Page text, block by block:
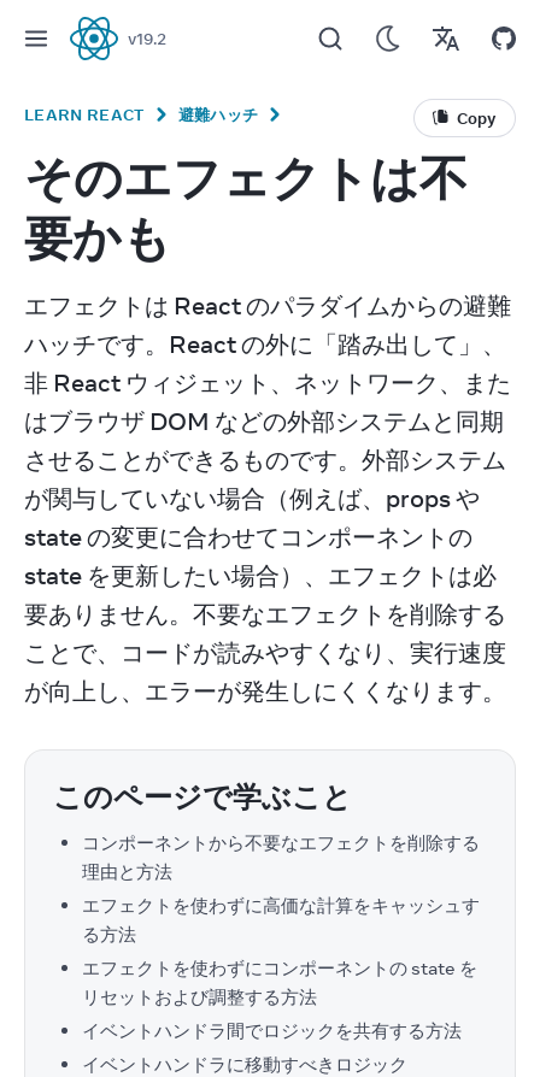
React
v19.2
LEARN REACT 避難ハッチ Copy
そのエフェクトは不
要かも
エフェクトは React のパラダイムからの避難
ハッチです。React の外に「踏み出して」、
非 React ウィジェット、ネットワーク、また
はブラウザ DOM などの外部システムと同期
させることができるものです。外部システム
が関与していない場合（例えば、props や
state の変更に合わせてコンポーネントの
state を更新したい場合）、エフェクトは必
要ありません。不要なエフェクトを削除する
ことで、コードが読みやすくなり、実行速度
が向上し、エラーが発生しにくくなります。
このページで学ぶこと
コンポーネントから不要なエフェクトを削除する
理由と方法
エフェクトを使わずに高価な計算をキャッシュす
る方法
エフェクトを使わずにコンポーネントの state を
リセットおよび調整する方法
イベントハンドラ間でロジックを共有する方法
イベントハンドラに移動すべきロジック